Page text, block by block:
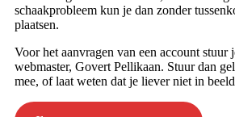
schaakprobleem kun je dan zonder
plaatsen.
Voor het aanvragen van een account stuur
webmaster, Govert Pellikaan. Stuur dan
mee, of laat weten dat je liever niet in